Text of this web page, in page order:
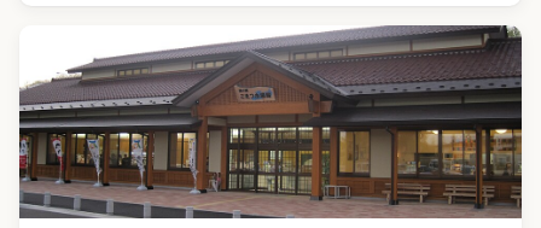
地点データ: Wikidata (CC0)